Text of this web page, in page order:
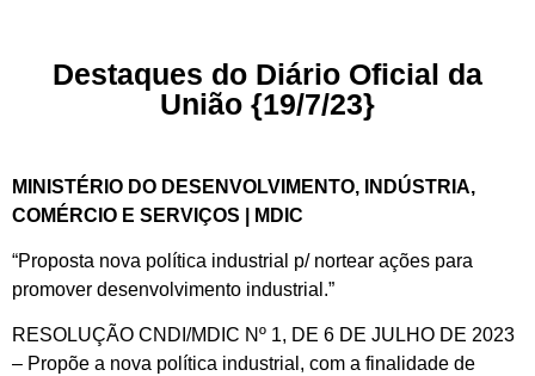
Destaques do Diário Oficial da
União {19/7/23}
MINISTÉRIO DO DESENVOLVIMENTO, INDÚSTRIA,
COMÉRCIO E SERVIÇOS | MDIC
“Proposta nova política industrial p/ nortear ações para
promover desenvolvimento industrial.”
RESOLUÇÃO CNDI/MDIC Nº 1, DE 6 DE JULHO DE 2023
– Propõe a nova política industrial, com a finalidade de